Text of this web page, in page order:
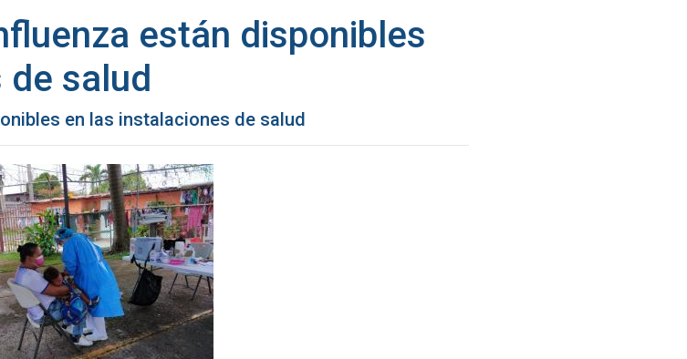
están disponibles
salud
en las instalaciones de salud